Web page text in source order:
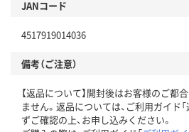
JANコード
4517919014036
備考（ご注意）
【返品について】開封後はお客様のご都
ません。返品については、ご利用ガイド
ずご確認の上、お申し込みください。